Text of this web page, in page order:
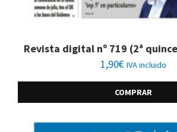
Revista digital nº 719 (2ª
1,90€ IVA incluido
COMPRAR